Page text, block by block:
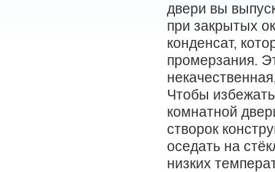
двери вы
при закрытых
конденсат,
промерзания.
Чтобы
комнатной
створок
оседать на
низких